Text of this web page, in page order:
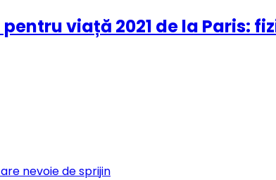
viață 2021 de la Paris:
nevoie de sprijin